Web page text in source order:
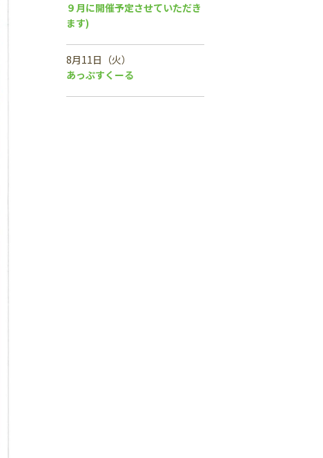
９月に開催予定させていただき
ます)
8月11日（火）
あっぷすくーる